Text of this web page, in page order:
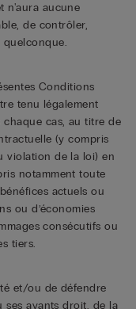
n'aura aucune
de contrôler,
Conditions
tenu légalement
cas, au titre de
(y compris
violation de la loi) en
notamment toute
actuels ou
ou d’économies
consécutifs ou
tiers.
et/ou de défendre
ses ayants droit, de la